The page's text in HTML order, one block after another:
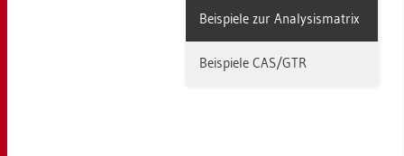
Bei­spie­le zur Ana­ly­sis­ma­trix
Bei­spie­le CAS/GTR